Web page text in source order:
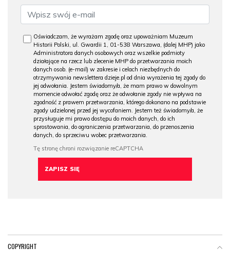
Oświadczam, że wyrażam zgodę oraz upoważniam Muzeum
Historii Polski, ul. Gwardii 1, 01-538 Warszawa, (dalej MHP) jako
Administratora danych osobowych oraz wszelkie podmioty
działające na rzecz lub zlecenie MHP do przetwarzania moich
danych osob. (e-mail) w zakresie i celach niezbędnych do
otrzymywania newslettera dzieje.pl od dnia wyrażenia tej zgody do
jej odwołania. Jestem świadomy/a, że mam prawo w dowolnym
momencie odwołać zgodę oraz że odwołanie zgody nie wpływa na
zgodność z prawem przetwarzania, którego dokonano na podstawie
zgody udzielonej przed jej wycofaniem. Jestem też świadomy/a, że
przysługuje mi prawo dostępu do moich danych, do ich
sprostowania, do ograniczenia przetwarzania, do przenoszenia
danych, do sprzeciwu wobec przetwarzania.
COPYRIGHT